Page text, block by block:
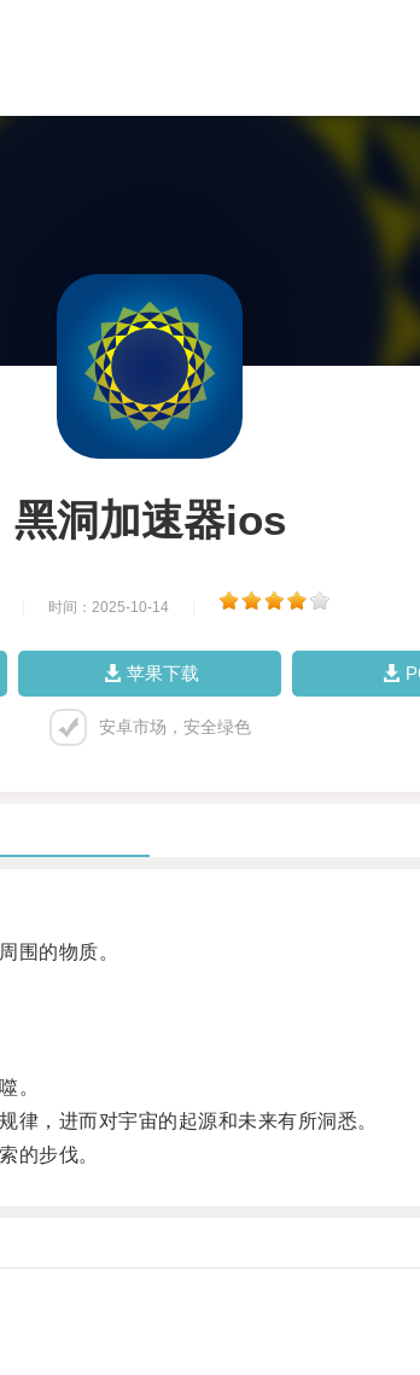
黑洞加速器ios
时间：2025-10-14
苹果下载
安卓市场，安全绿色
围的物质。
。
，进而对宇宙的起源和未来有所洞悉。
的步伐。